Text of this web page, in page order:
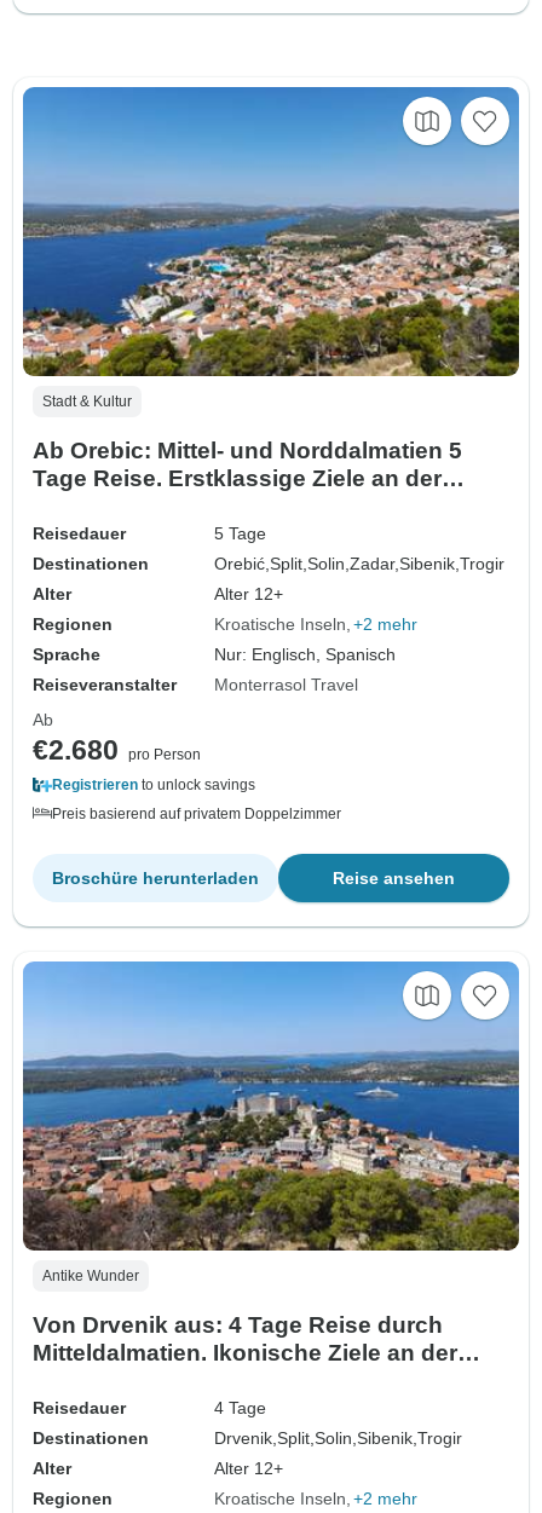
Stadt & Kultur
Ab Orebic: Mittel- und Norddalmatien 5
Tage Reise. Erstklassige Ziele an der
Split, Trogir, Klis und Solin. UNESCO-
Stätten. Jede Menge alte Städte,
Geschichte, Architektur und Natur.
Lebendige Szene. Spitzeng…
Reisedauer
5 Tage
Destinationen
Orebić,Split,Solin,Zadar,Sibenik,Trogir
Alter
Alter 12+
Regionen
Kroatische Inseln +2 mehr
Sprache
Nur: Englisch, Spanisch
Reiseveranstalter
Monterrasol Travel
Ab
€2.680
pro Person
Registrieren to unlock savings
Preis basierend auf privatem Doppelzimmer
Reise ansehen
Broschüre herunterladen
Antike Wunder
Von Drvenik aus: 4 Tage Reise durch
Mitteldalmatien. Ikonische Ziele an der
Sibenik, Klis und Salona. UNESCO-Stätten
und antike Städte. Jede Menge
Geschichte, venezianische Architektur
und atemberaubende Aussi…
Reisedauer
4 Tage
Destinationen
Drvenik,Split,Solin,Sibenik,Trogir
Alter
Alter 12+
Regionen
Kroatische Inseln +2 mehr